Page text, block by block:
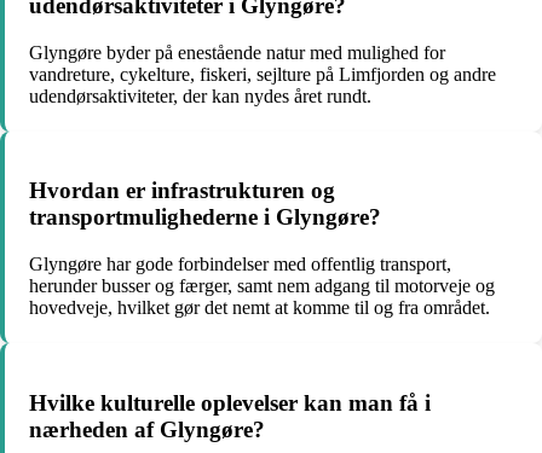
udendørsaktiviteter i Glyngøre?
Glyngøre byder på enestående natur med mulighed for
vandreture, cykelture, fiskeri, sejlture på Limfjorden og andre
udendørsaktiviteter, der kan nydes året rundt.
Hvordan er infrastrukturen og
transportmulighederne i Glyngøre?
Glyngøre har gode forbindelser med offentlig transport,
herunder busser og færger, samt nem adgang til motorveje og
hovedveje, hvilket gør det nemt at komme til og fra området.
Hvilke kulturelle oplevelser kan man få i
nærheden af Glyngøre?